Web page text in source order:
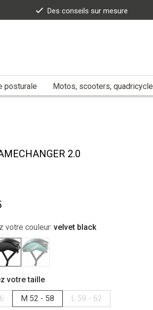
Des conseils sur mesure
posturale Motos, scooters, quadricycle
2.0
votre couleur: velvet black
votre taille
M 52 - 58 L 59 - 62